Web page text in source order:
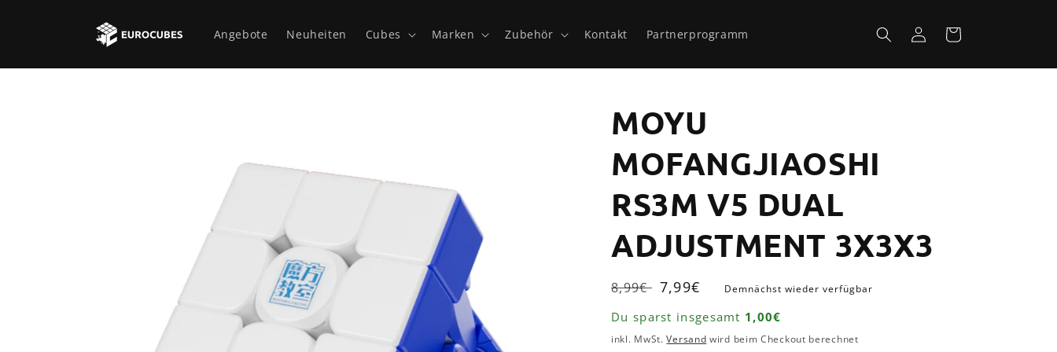
Angebote Neuheiten Cubes Marken Zubehör Kontakt Partnerprogramm EinloggenWarenkorb
MOYU
MOFANGJIAOSHI
RS3M V5 DUAL
ADJUSTMENT 3X3X3
Normaler
Preis
8,99€ Verkaufspreis
7,99€ Demnächst wieder verfügbar
Du sparst insgesamt 1,00€
inkl. MwSt.Versand wird beim Checkout berechnet